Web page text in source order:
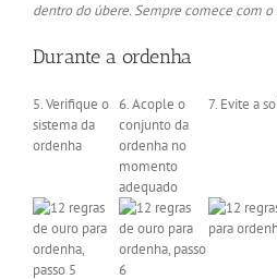
dentro do úbere. Sempre comece com
Durante a ordenha
5. Verifique o
sistema da
ordenha
6. Acople o
conjunto da
ordenha no
momento
adequado
7. Evite a